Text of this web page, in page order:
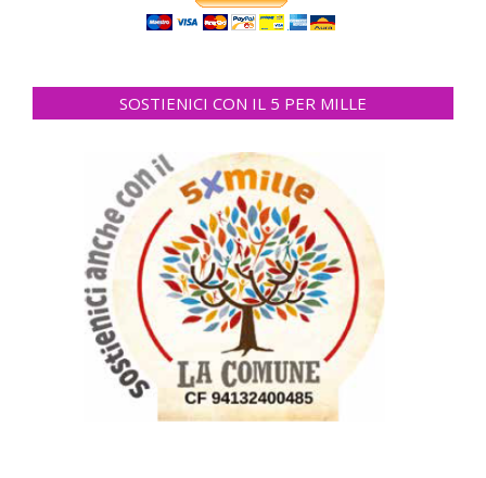
SOSTIENICI CON IL 5 PER MILLE